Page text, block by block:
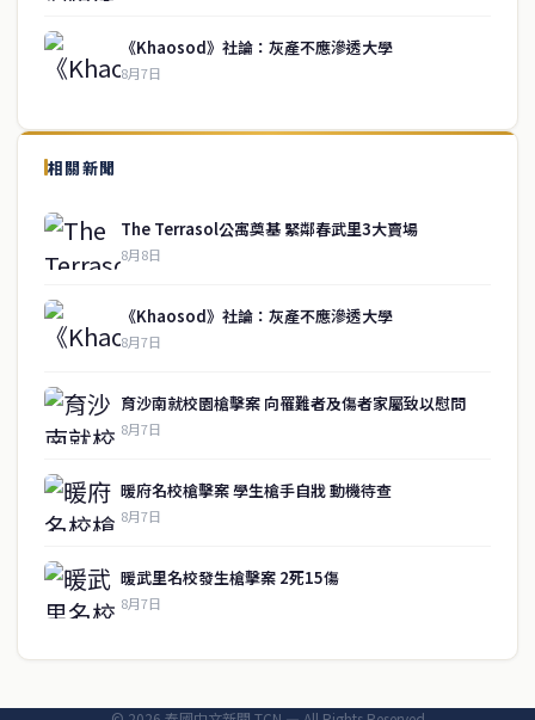
《Khaosod》社論：灰產不應滲透大學
8月7日
相關新聞
The Terrasol公寓奠基 緊鄰春武里3大賣場
8月8日
《Khaosod》社論：灰產不應滲透大學
8月7日
育沙南就校園槍擊案 向罹難者及傷者家屬致以慰問
8月7日
暖府名校槍擊案 學生槍手自戕 動機待查
8月7日
暖武里名校發生槍擊案 2死15傷
8月7日
泰國中文新聞（TCN）是一家總部設於曼谷的中文新聞媒體，致力於
報導泰國當地政治、經濟、華人社群與社會時事，為在泰華人讀者提
供即時、客觀、多元的中文新聞內容。
即時
政治
綜合
工商
歡迎來信洽詢合作事宜
service@thaichinesenews.com
service@thaichinesenews.com ↑ 回到頂端